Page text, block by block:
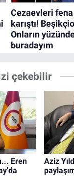
çekebilir
Eren
Aziz